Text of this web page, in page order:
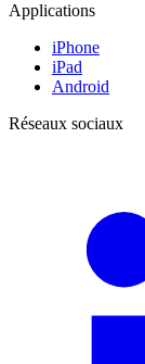
Applications
iPhone
iPad
Android
Réseaux sociaux